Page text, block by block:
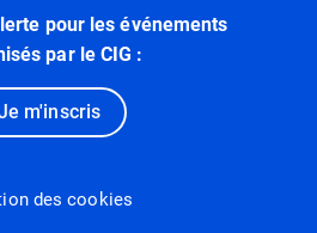
pour les événements
par le CIG :
m'inscris
des cookies